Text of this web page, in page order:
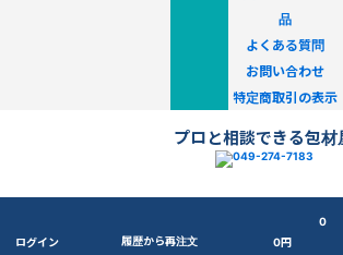
品
よくある質問
お問い合わせ
特定商取引の表示
プロと相談できる包材
ログイン 履歴から再注文
0
0円